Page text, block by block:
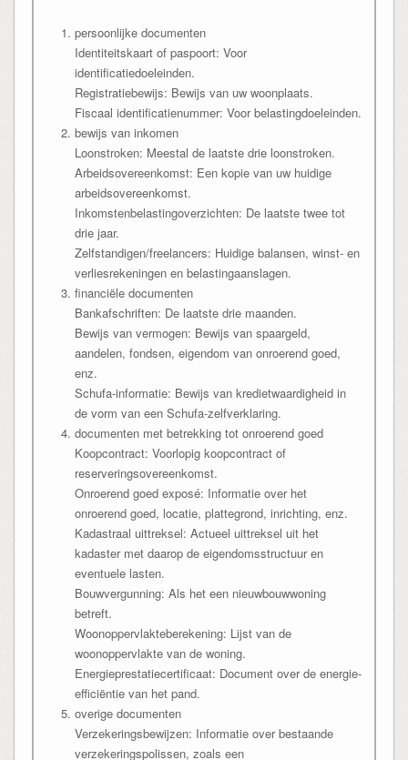
persoonlijke documenten
Identiteitskaart of paspoort: Voor
identificatiedoeleinden.
Registratiebewijs: Bewijs van uw woonplaats.
Fiscaal identificatienummer: Voor belastingdoeleinden.
bewijs van inkomen
Loonstroken: Meestal de laatste drie loonstroken.
Arbeidsovereenkomst: Een kopie van uw huidige
arbeidsovereenkomst.
Inkomstenbelastingoverzichten: De laatste twee tot
drie jaar.
Zelfstandigen/freelancers: Huidige balansen, winst- en
verliesrekeningen en belastingaanslagen.
financiële documenten
Bankafschriften: De laatste drie maanden.
Bewijs van vermogen: Bewijs van spaargeld,
aandelen, fondsen, eigendom van onroerend goed,
enz.
Schufa-informatie: Bewijs van kredietwaardigheid in
de vorm van een Schufa-zelfverklaring.
documenten met betrekking tot onroerend goed
Koopcontract: Voorlopig koopcontract of
reserveringsovereenkomst.
Onroerend goed exposé: Informatie over het
onroerend goed, locatie, plattegrond, inrichting, enz.
Kadastraal uittreksel: Actueel uittreksel uit het
kadaster met daarop de eigendomsstructuur en
eventuele lasten.
Bouwvergunning: Als het een nieuwbouwwoning
betreft.
Woonoppervlakteberekening: Lijst van de
woonoppervlakte van de woning.
Energieprestatiecertificaat: Document over de energie-
efficiëntie van het pand.
overige documenten
Verzekeringsbewijzen: Informatie over bestaande
verzekeringspolissen, zoals een